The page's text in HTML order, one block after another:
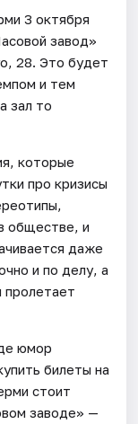
3 октября
завод»
28. Это будет
и тем
зал то
которые
про кризисы
обществе, и
даже
и по делу, а
пролетает
юмор
билеты на
стоит
заводе» —